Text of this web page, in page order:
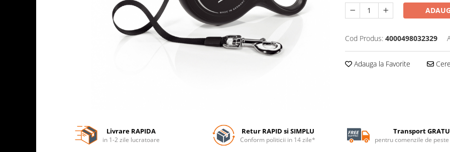
Cod Produs: 4000498032329
Adauga la Favorite
Livrare RAPIDA
in 1-2 zile lucratoare
Retur RAPID si SIMPLU
Conform politicii in 14 zile*
Transport
pentru comenzile de peste